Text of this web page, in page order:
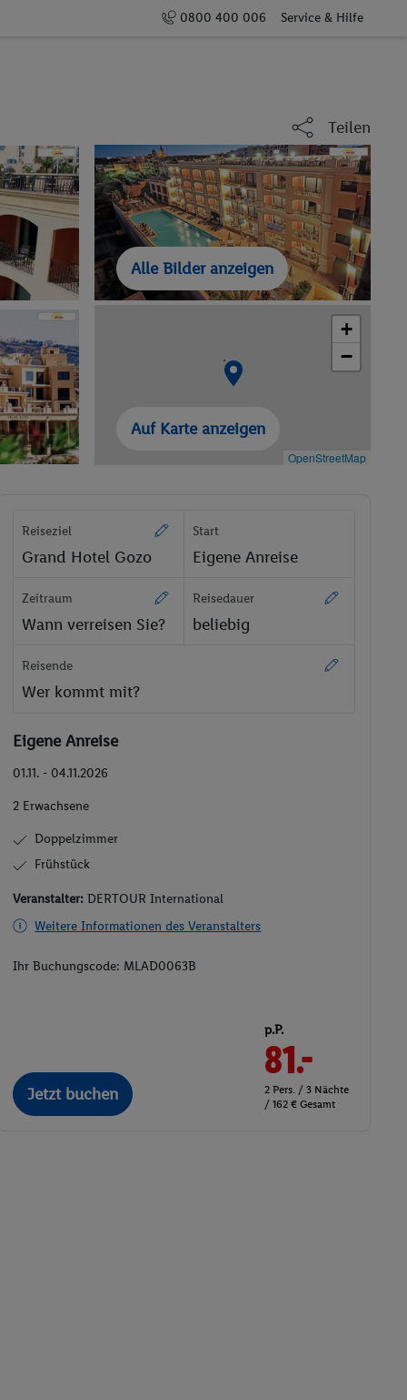
0800 400 006 Service & Hilfe
Teilen
Alle Bilder anzeigen
+
−
OpenStreetMap
Auf Karte anzeigen
Reiseziel
Grand Hotel Gozo
Start
Eigene Anreise
Zeitraum
Wann verreisen Sie?
Reisedauer
beliebig
Reisende
Wer kommt mit?
Eigene Anreise
01.11. - 04.11.2026
2 Erwachsene
Doppelzimmer
Frühstück
Veranstalter:DERTOUR International
Weitere Informationen des Veranstalters
Ihr Buchungscode: MLAD0063B
Jetzt buchen
p.P.
81.-
2 Pers. / 3 Nächte
/ 162 € Gesamt